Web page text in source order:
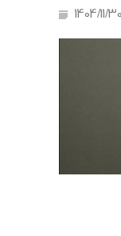
1404/11/30